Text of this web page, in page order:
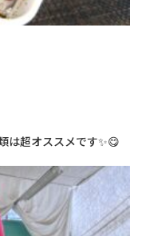
は超オススメです✨😋